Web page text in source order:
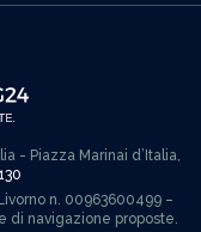
- Piazza Marinai d’Italia,
n. 00963600499 –
navigazione proposte.